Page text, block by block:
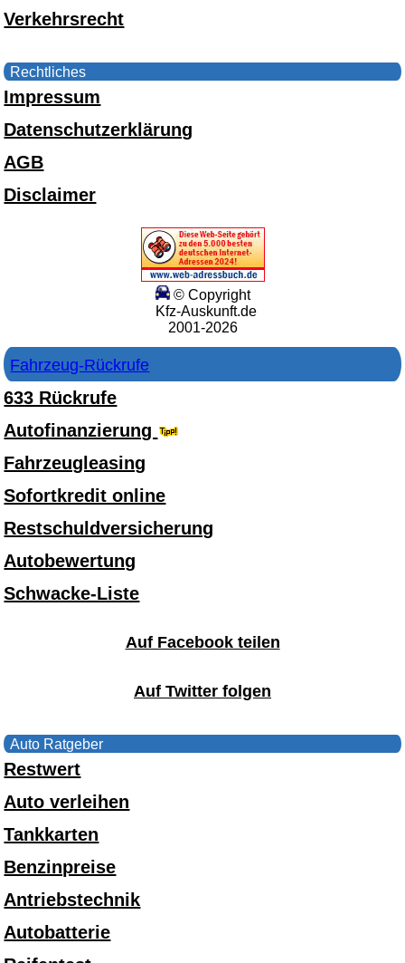
Verkehrsrecht
Rechtliches
Impressum
Datenschutzerklärung
AGB
Disclaimer
© Copyright
Kfz-Auskunft.de
2001-2026
Fahrzeug-Rückrufe
633 Rückrufe
Autofinanzierung
Fahrzeugleasing
Sofortkredit online
Restschuldversicherung
Autobewertung
Schwacke-Liste
Auf Facebook teilen
Auf Twitter folgen
Auto Ratgeber
Restwert
Auto verleihen
Tankkarten
Benzinpreise
Antriebstechnik
Autobatterie